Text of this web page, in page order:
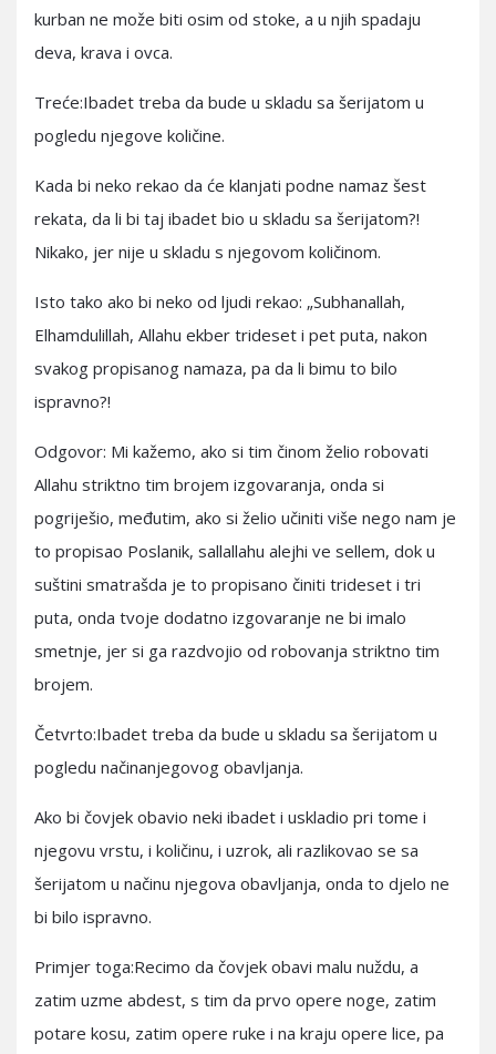
kurban ne može biti osim od stoke, a u njih spadaju
deva, krava i ovca.
Treće:Ibadet treba da bude u skladu sa šerijatom u
pogledu njegove količine.
Kada bi neko rekao da će klanjati podne namaz šest
rekata, da li bi taj ibadet bio u skladu sa šerijatom?!
Nikako, jer nije u skladu s njegovom količinom.
Isto tako ako bi neko od ljudi rekao: „Subhanallah,
Elhamdulillah, Allahu ekber trideset i pet puta, nakon
svakog propisanog namaza, pa da li bimu to bilo
ispravno?!
Odgovor: Mi kažemo, ako si tim činom želio robovati
Allahu striktno tim brojem izgovaranja, onda si
pogriješio, međutim, ako si želio učiniti više nego nam je
to propisao Poslanik, sallallahu alejhi ve sellem, dok u
suštini smatrašda je to propisano činiti trideset i tri
puta, onda tvoje dodatno izgovaranje ne bi imalo
smetnje, jer si ga razdvojio od robovanja striktno tim
brojem.
Četvrto:Ibadet treba da bude u skladu sa šerijatom u
pogledu načinanjegovog obavljanja.
Ako bi čovjek obavio neki ibadet i uskladio pri tome i
njegovu vrstu, i količinu, i uzrok, ali razlikovao se sa
šerijatom u načinu njegova obavljanja, onda to djelo ne
bi bilo ispravno.
Primjer toga:Recimo da čovjek obavi malu nuždu, a
zatim uzme abdest, s tim da prvo opere noge, zatim
potare kosu, zatim opere ruke i na kraju opere lice, pa